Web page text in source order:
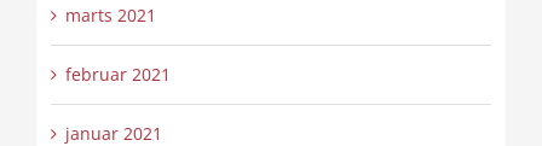
marts 2021
februar 2021
januar 2021